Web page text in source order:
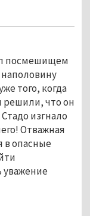
посмешищем
наполовину
того, когда
решили, что он
изгнало
Отважная
в опасные
уважение